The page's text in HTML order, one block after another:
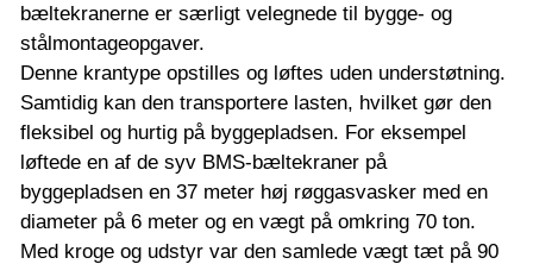
bæltekranerne er særligt velegnede til bygge- og
stålmontageopgaver.
Denne krantype opstilles og løftes uden understøtning.
Samtidig kan den transportere lasten, hvilket gør den
fleksibel og hurtig på byggepladsen. For eksempel
løftede en af de syv BMS-bæltekraner på
byggepladsen en 37 meter høj røggasvasker med en
diameter på 6 meter og en vægt på omkring 70 ton.
Med kroge og udstyr var den samlede vægt tæt på 90